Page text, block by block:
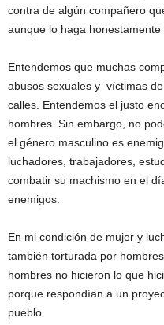
contra de algún compañero
aunque lo haga
Entendemos que muchas
abusos sexuales y víctimas
calles. Entendemos el justo
hombres. Sin embargo, no
el género masculino es
luchadores, trabajadores,
combatir su machismo en el
enemigos.
En mi condición de mujer y
también torturada por
hombres no hicieron lo que
porque respondían a un
pueblo.